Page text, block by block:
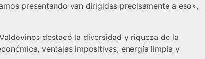
presentando van dirigidas precisamente a eso»,
destacó la diversidad y riqueza de la
ventajas impositivas, energía limpia y